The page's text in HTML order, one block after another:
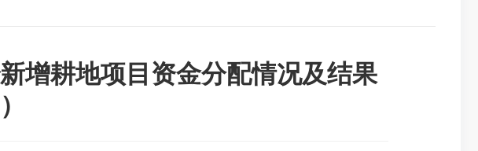
增耕地项目资金分配情况及结果